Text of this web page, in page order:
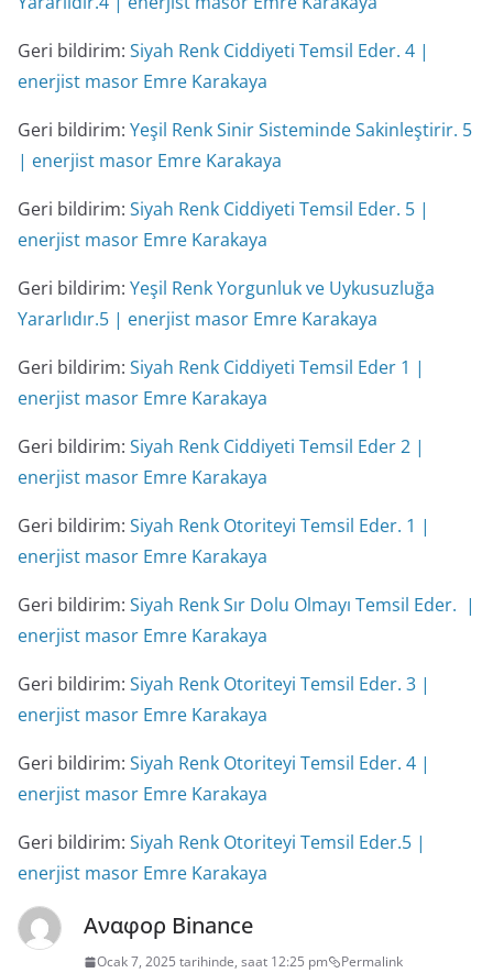
Geri bildirim: Siyah Renk Ciddiyeti Temsil Eder. 4 |
enerjist masor Emre Karakaya
Geri bildirim: Yeşil Renk Sinir Sisteminde Sakinleştirir. 5
| enerjist masor Emre Karakaya
Geri bildirim: Siyah Renk Ciddiyeti Temsil Eder. 5 |
enerjist masor Emre Karakaya
Geri bildirim: Yeşil Renk Yorgunluk ve Uykusuzluğa
Yararlıdır.5 | enerjist masor Emre Karakaya
Geri bildirim: Siyah Renk Ciddiyeti Temsil Eder 1 |
enerjist masor Emre Karakaya
Geri bildirim: Siyah Renk Ciddiyeti Temsil Eder 2 |
enerjist masor Emre Karakaya
Geri bildirim: Siyah Renk Otoriteyi Temsil Eder. 1 |
enerjist masor Emre Karakaya
Geri bildirim: Siyah Renk Sır Dolu Olmayı Temsil Eder. |
enerjist masor Emre Karakaya
Geri bildirim: Siyah Renk Otoriteyi Temsil Eder. 3 |
enerjist masor Emre Karakaya
Geri bildirim: Siyah Renk Otoriteyi Temsil Eder. 4 |
enerjist masor Emre Karakaya
Geri bildirim: Siyah Renk Otoriteyi Temsil Eder.5 |
enerjist masor Emre Karakaya
Αναφορ Binance
Ocak 7, 2025 tarihinde, saat 12:25 pm Permalink